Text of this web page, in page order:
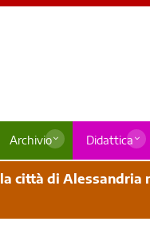
Archivio Didattica
città di Alessandria